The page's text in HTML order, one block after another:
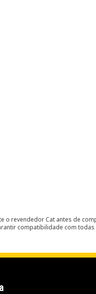
o revendedor Cat antes de
compatibilidade com todas